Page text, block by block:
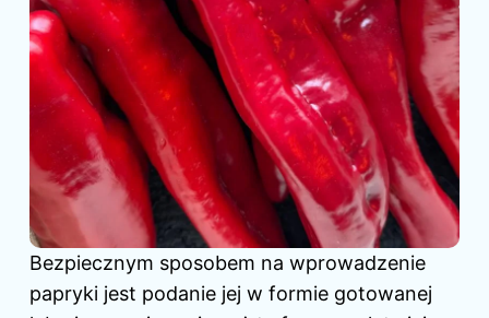
Bezpiecznym sposobem na wprowadzenie
papryki jest podanie jej w formie gotowanej